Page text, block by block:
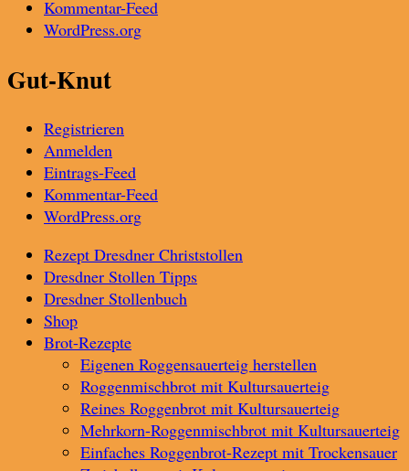
Kommentar-Feed
WordPress.org
Gut-Knut
Registrieren
Anmelden
Eintrags-Feed
Kommentar-Feed
WordPress.org
Rezept Dresdner Christstollen
Dresdner Stollen Tipps
Dresdner Stollenbuch
Shop
Brot-Rezepte
Eigenen Roggensauerteig herstellen
Roggenmischbrot mit Kultursauerteig
Reines Roggenbrot mit Kultursauerteig
Mehrkorn-Roggenmischbrot mit Kultursauerteig
Einfaches Roggenbrot-Rezept mit Trockensauer